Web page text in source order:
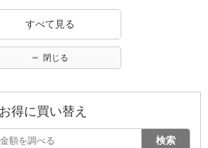
すべて見る
閉じる
得に買い替え
検索